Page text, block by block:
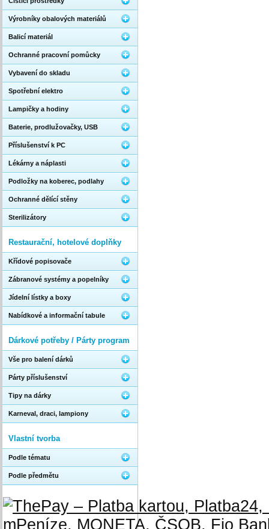
Výrobníky obalových materiálů
Balicí materiál
Ochranné pracovní pomůcky
Vybavení do skladu
Spotřební elektro
Lampičky a hodiny
Baterie, prodlužovačky, USB
Příslušenství k PC
Lékárny a náplasti
Podložky na koberec, podlahy
Ochranné dělící stěny
Sterilizátory
Restaurační, hotelové doplňky
Křídové popisovače
Zábranové systémy a popelníky
Jídelní lístky a boxy
Nabídkové a informační tabule
Dárkové potřeby / Párty program
Vše pro balení dárků
Párty příslušenství
Tipy na dárky
Karneval, draci, lampiony
Vlastní tvorba
Podle tématu
Podle předmětu